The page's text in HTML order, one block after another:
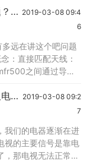
频头使天线与高频头
的效率较高，特别适
原理之前，让我们了
用金属材料制成的
飞 2019-03-08 09:4
6
远在讲这个吧问题
：直接匹配天线：
之间通过导线
50欧姆同轴电缆连
。由于该天线不但要
天线不但要求谐振在
视
2019-03-08 09:2
7
我们的电器逐渐在进
视的主要信号是靠电
，那电视无法正常工